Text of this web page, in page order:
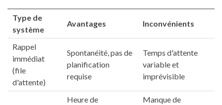
Type de
système
Avantages Inconvénients
Rappel
immédiat
(file
d'attente)
Spontanéité, pas de
planification
requise
Temps d'attente
variable et
imprévisible
Heure de
Manque de